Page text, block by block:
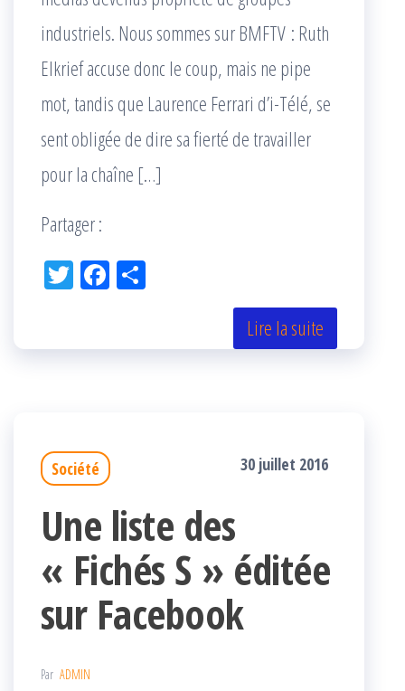
industriels. Nous sommes sur BMFTV : Ruth
Elkrief accuse donc le coup, mais ne pipe
mot, tandis que Laurence Ferrari d’i-Télé, se
sent obligée de dire sa fierté de travailler
pour la chaîne […]
Partager :
Tw
itt
Fac
eb
k r
Lire la suite
Société 30 juillet 2016
Une liste des
« Fichés S » éditée
sur Facebook
Par ADMIN